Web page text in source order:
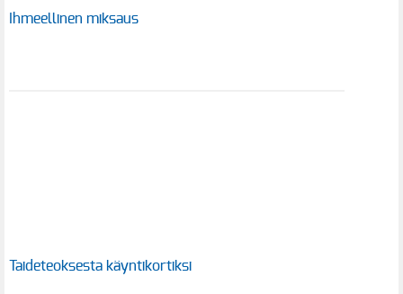
Ihmeellinen miksaus
Taideteoksesta käyntikortiksi